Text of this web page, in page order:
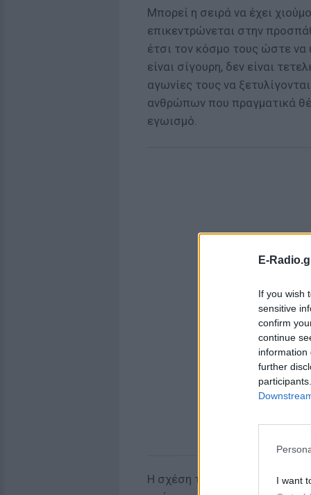
E-
If you wish
sensitive
confirm
continue
information
further
I want
Μπορεί η σειρά να έχει
επικεντρώνεται στην
έτσι τον κόσμο τους ώστε να
είναι σίγουρη, δεν είναι
αγωνίες τους να
ανθρώπων που πραγματικά
εγωισμό.
Η σχέση τους μπορεί να